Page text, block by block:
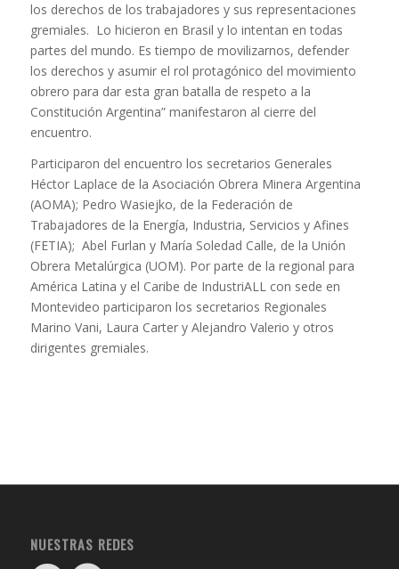
los derechos de los trabajadores y sus representaciones
gremiales. Lo hicieron en Brasil y lo intentan en todas
partes del mundo. Es tiempo de movilizarnos, defender
los derechos y asumir el rol protagónico del movimiento
obrero para dar esta gran batalla de respeto a la
Constitución Argentina” manifestaron al cierre del
encuentro.
Participaron del encuentro los secretarios Generales
Héctor Laplace de la Asociación Obrera Minera Argentina
(AOMA); Pedro Wasiejko, de la Federación de
Trabajadores de la Energía, Industria, Servicios y Afines
(FETIA); Abel Furlan y María Soledad Calle, de la Unión
Obrera Metalúrgica (UOM). Por parte de la regional para
América Latina y el Caribe de IndustriALL con sede en
Montevideo participaron los secretarios Regionales
Marino Vani, Laura Carter y Alejandro Valerio y otros
dirigentes gremiales.
NUESTRAS REDES